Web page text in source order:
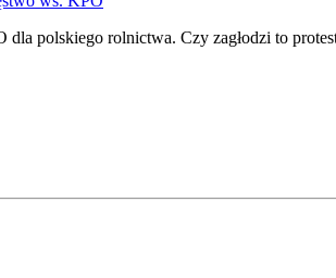
polskiego rolnictwa. Czy zagłodzi to